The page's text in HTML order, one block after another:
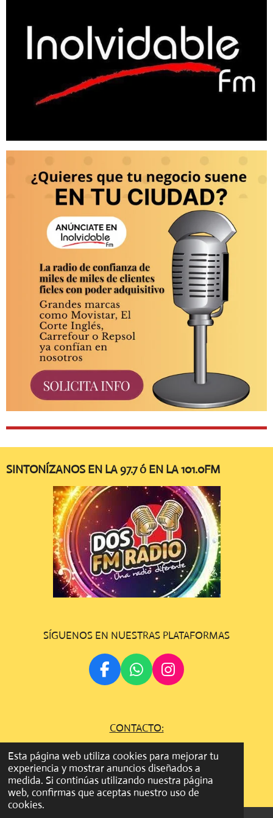
Esta página web utiliza cookies para mejorar tu
experiencia y mostrar anuncios diseñados a
medida. Si continúas utilizando nuestra página
web, confirmas que aceptas nuestro uso de
cookies.
SINTONÍZANOS EN LA 97.7 ó EN LA 101.0FM
SÍGUENOS EN NUESTRAS PLATAFORMAS
F
A
B
O
K
W
H
S
A
P
P
I
N
R
A
M
CONTACTO:
gestion.dosfmradio@gmail.com
©Todos los derechos son reservados
2022 - 2023 DOS FM
RADIO